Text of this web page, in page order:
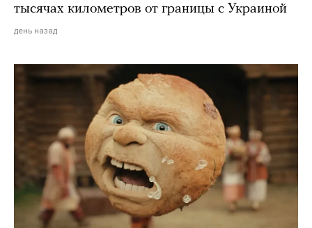
тысячах километров от границы с Украиной
день назад